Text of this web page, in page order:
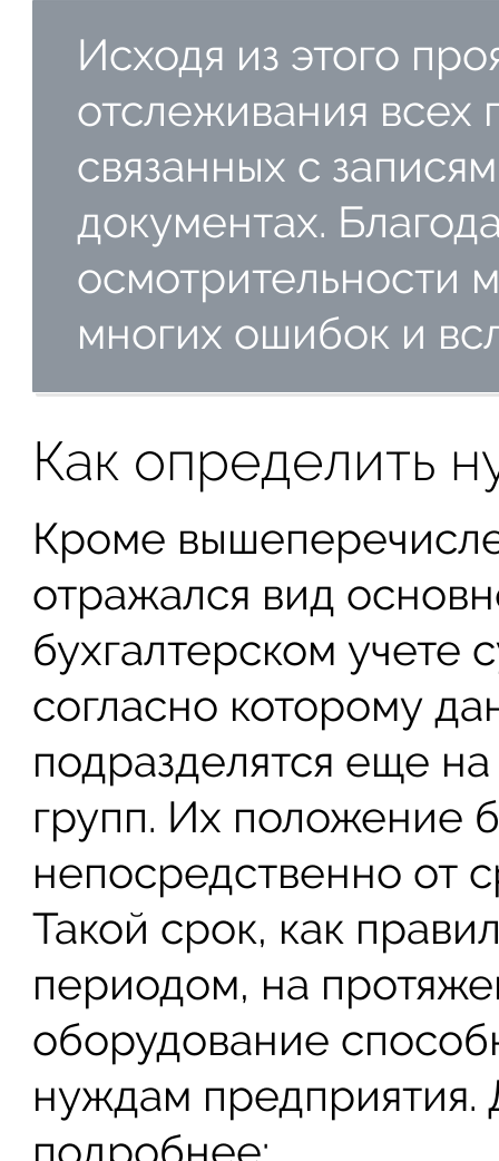
Исходя из этого
отслеживания
связанных с
документах.
осмотрительности
многих ошибок и
Как определить
Кроме
отражался вид
бухгалтерском учете
согласно которому
подразделятся еще
групп. Их положение
непосредственно от
Такой срок, как
периодом, на
оборудование
нуждам предприятия.
подробнее: